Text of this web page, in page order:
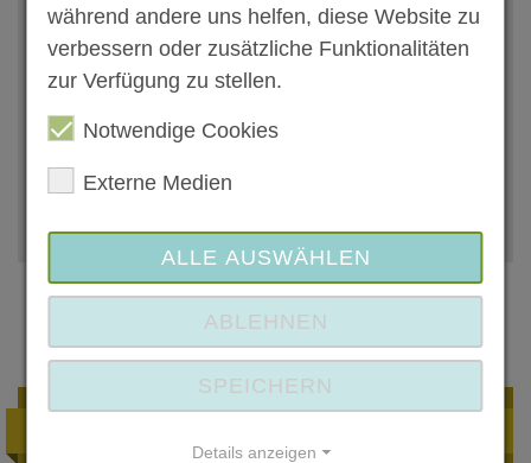
Anbieter kontaktieren
Zum Anbieter
Ähnliche Angebote
während andere uns helfen, diese Website zu
verbessern oder zusätzliche Funktionalitäten
zur Verfügung zu stellen.
Notwendige Cookies
Externe Medien
ALLE AUSWÄHLEN
ABLEHNEN
SPEICHERN
Details anzeigen